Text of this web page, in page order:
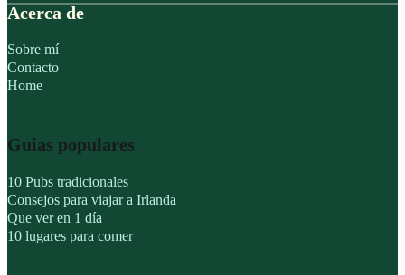
Acerca de
Sobre mí
Contacto
Home
Guias populares
10 Pubs tradicionales
Consejos para viajar a Irlanda
Que ver en 1 día
10 lugares para comer